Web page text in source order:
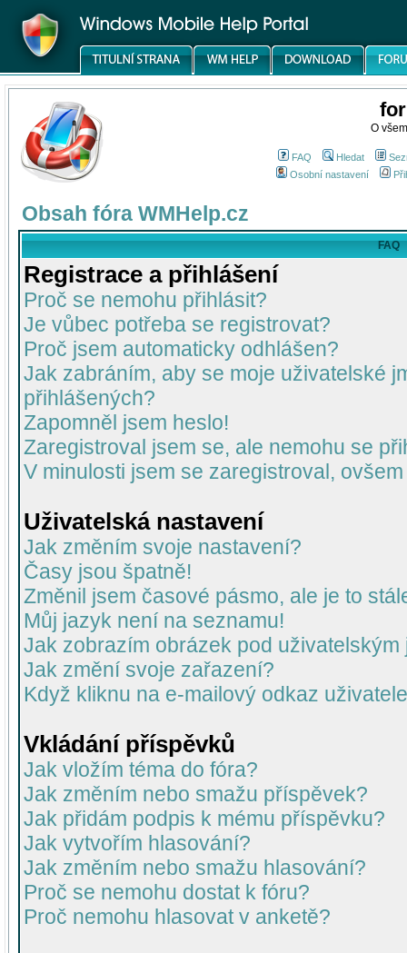
O
FAQ Hledat
Osobní nastavení
Obsah fóra WMHelp.cz
FAQ
Registrace a přihlášení
Proč se nemohu přihlásit?
Je vůbec potřeba se registrovat?
Proč jsem automaticky odhlášen?
Jak zabráním, aby se moje uživatelské
přihlášených?
Zapomněl jsem heslo!
Zaregistroval jsem se, ale nemohu se
V minulosti jsem se zaregistroval,
Uživatelská nastavení
Jak změním svoje nastavení?
Časy jsou špatně!
Změnil jsem časové pásmo, ale je to
Můj jazyk není na seznamu!
Jak zobrazím obrázek pod uživatelským
Jak změní svoje zařazení?
Když kliknu na e-mailový odkaz
Vkládání příspěvků
Jak vložím téma do fóra?
Jak změním nebo smažu příspěvek?
Jak přidám podpis k mému příspěvku?
Jak vytvořím hlasování?
Jak změním nebo smažu hlasování?
Proč se nemohu dostat k fóru?
Proč nemohu hlasovat v anketě?